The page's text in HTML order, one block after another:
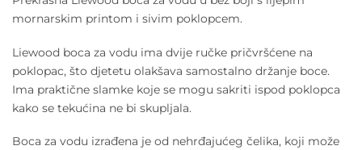
mornarskim printom i sivim poklopcem.
Liewood boca za vodu ima dvije ručke pričvršćene na
poklopac, što djetetu olakšava samostalno držanje boce.
Ima praktične slamke koje se mogu sakriti ispod poklopca
kako se tekućina ne bi skupljala.
Boca za vodu izrađena je od nehrđajućeg čelika, koji može